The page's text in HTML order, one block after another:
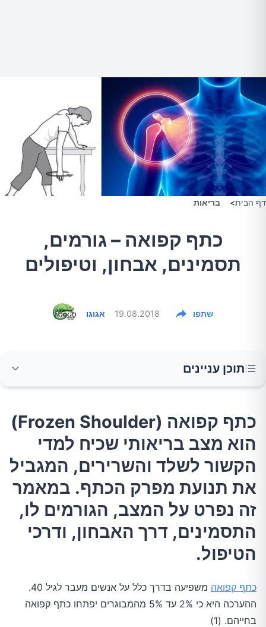
דף הבית> בריאות
כתף קפואה – גורמים,
תסמינים, אבחון, וטיפולים
אגוגו 19.08.2018 שתפו
תוכן עניינים
בריאותי שכיח למדי הקשור לשלד והשרירים,
המגביל את תנועת מפרק הכתף. במאמר זה נפרט
על המצב, הגורמים לו, התסמינים, דרך האבחון,
ודרכי הטיפול.
מהי כתף קפואה?
מה גורם לכתף קפואה?
מי נמצא בסיכון גבוה יותר לפתח כתף קפואה?
מהם הסימנים והתסמינים של כתף קפואה?
כתף קפואה (Frozen Shoulder)
הוא מצב בריאותי שכיח למדי
הקשור לשלד והשרירים, המגביל
את תנועת מפרק הכתף. במאמר
זה נפרט על המצב, הגורמים לו,
התסמינים, דרך האבחון, ודרכי
הטיפול.
כתף קפואה
משפיעה בדרך כלל על אנשים מעבר לגיל 40.
ההערכה היא כי 2% עד 5% מהמבוגרים יפתחו כתף קפואה
בחייהם. (1)